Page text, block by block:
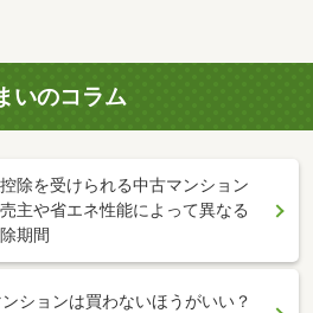
いのコラム
除を受けられる中古マンション
主や省エネ性能によって異なる
期間
ションは買わないほうがいい？